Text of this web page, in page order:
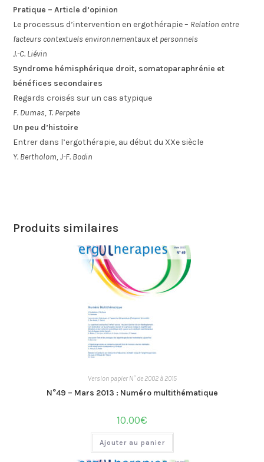
Pratique – Article d’opinion
Le processus d’intervention en ergothérapie – Relation entre
facteurs contextuels environnementaux et personnels
J.-C. Liévin
Syndrome hémisphérique droit, somatoparaphrénie et
bénéfices secondaires
Regards croisés sur un cas atypique
F. Dumas, T. Perpete
Un peu d’histoire
Entrer dans l’ergothérapie, au début du XXe siècle
Y. Bertholom, J-F. Bodin
Produits similaires
Version papier N° de 2002 à 2015
N°49 – Mars 2013 : Numéro multithématique
10.00€
Ajouter au panier